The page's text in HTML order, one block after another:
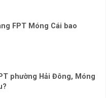
FPT Móng Cái bao
phường Hải Đông, Móng